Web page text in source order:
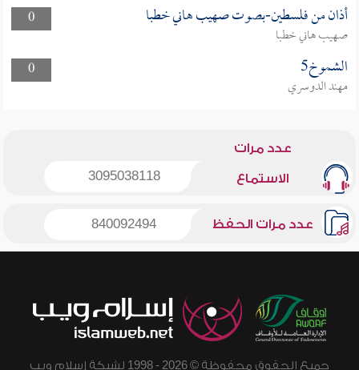
0
أذان من فلسطين-بصوت صهيب هاني خطبا
صهيب هاني خطبا
0
الشموخ5
مهند الدوسري
عدد مرات
الاستماع 3095038118
عدد مرات الحفظ 840092494
جميع الحقوق محفوظة © 2026 - 1998 لشبكة إسلام ويب